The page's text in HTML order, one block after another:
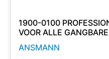
1900-0100
VOOR ALLE
ANSMANN